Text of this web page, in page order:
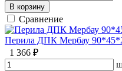
В корзину
Сравнение
Перила ДПК Мербау
1 366 ₽